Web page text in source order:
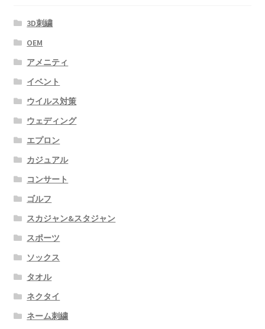
3D刺繍
OEM
アメニティ
イベント
ウイルス対策
ウェディング
エプロン
カジュアル
コンサート
ゴルフ
スカジャン&スタジャン
スポーツ
ソックス
タオル
ネクタイ
ネーム刺繍